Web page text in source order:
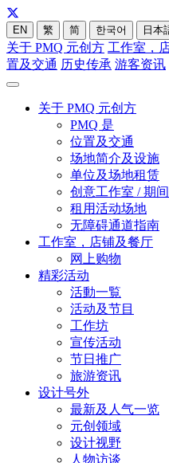
EN 繁 简 한국어 日本
关于 PMQ 元创方 工作室，
置及交通 历史传承 游客资讯
关于 PMQ 元创方
PMQ 是
位置及交通
场地简介及设施
单位及场地租赁
创意工作室 / 期
租用活动场地
无障碍通道指南
工作室，店铺及餐厅
网上购物
精彩活动
活動一覧
活动及节目
工作坊
宣传活动
节日推广
旅游资讯
设计号外
最新及人气一览
元创领域
设计视野
人物访谈